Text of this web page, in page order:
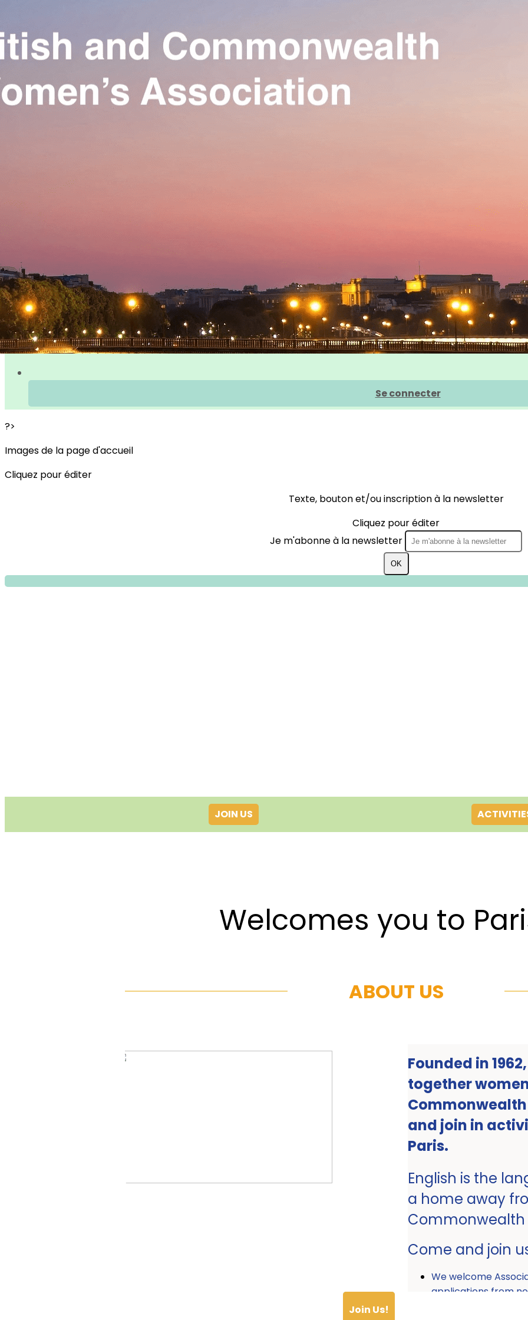
Exporter uniquement les colonnes affichées
Ajoutez un logo, un bouton, des réseaux sociaux
Se connecter
?>
Images de la page d'accueil
Cliquez pour éditer
Texte, bouton et/ou inscription à la newsletter
Cliquez pour éditer
Je m'abonne à la newsletter
OK
JOIN US
Welcomes you to
ABOUT US
Founded in
together
and join in
Paris.
English is the
a home away
Come and join
We welcome
applications from
Join Us!